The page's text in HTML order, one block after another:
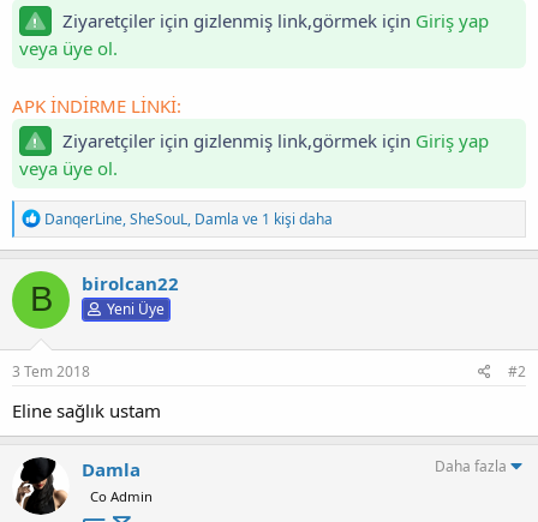
Ziyaretçiler için gizlenmiş link,görmek için Giriş yap
veya üye ol.
APK İNDİRME LİNKİ:
Ziyaretçiler için gizlenmiş link,görmek için Giriş yap
veya üye ol.
T
e
p
k
i
l
e
r
:
DanqerLine,SheSouL, Damla ve 1 kişi daha
B birolcan22
Yeni Üye
3 Tem 2018 #2
Eline sağlık ustam
Damla
Co Admin
Daha fazla